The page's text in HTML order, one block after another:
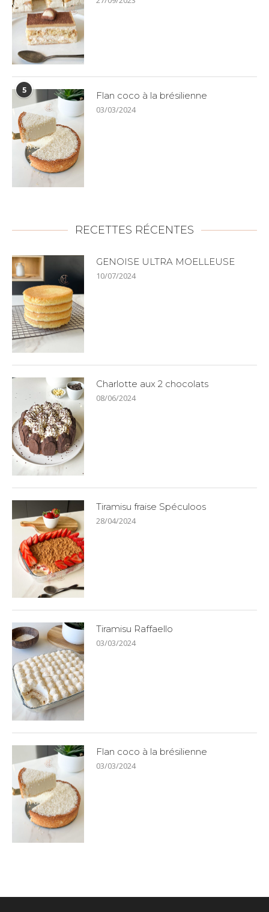
5
Flan coco à la brésilienne
03/03/2024
RECETTES RÉCENTES
GENOISE ULTRA MOELLEUSE
10/07/2024
Charlotte aux 2 chocolats
08/06/2024
Tiramisu fraise Spéculoos
28/04/2024
Tiramisu Raffaello
03/03/2024
Flan coco à la brésilienne
03/03/2024